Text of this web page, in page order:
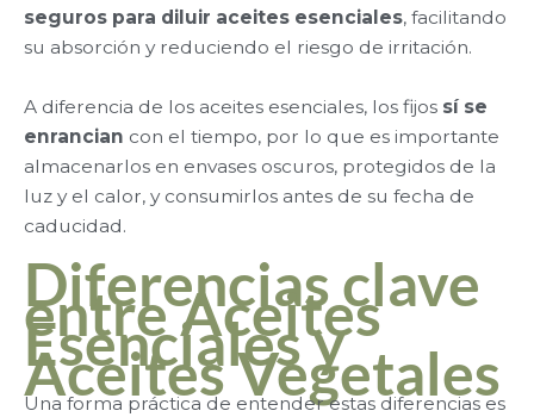
seguros para diluir aceites esenciales, facilitando
su absorción y reduciendo el riesgo de irritación.
A diferencia de los aceites esenciales, los fijos sí se
enrancian con el tiempo, por lo que es importante
almacenarlos en envases oscuros, protegidos de la
luz y el calor, y consumirlos antes de su fecha de
caducidad.
Diferencias clave
entre Aceites
Esenciales y
Aceites Vegetales
Una forma práctica de entender estas diferencias es